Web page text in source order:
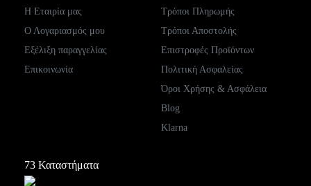
Η Εταιρία μας
Ο Λογαριασμός μου
Εξέλιξη παραγγελίας
Επικοινωνία
Τρόποι Πληρωμής
Τρόποι Αποστολής
Επιστροφές Προϊόντων
Πολιτική Ασφαλείας
Όροι Χρήσης & Ασφάλεια
Blog
Klarna
73 Καταστήματα